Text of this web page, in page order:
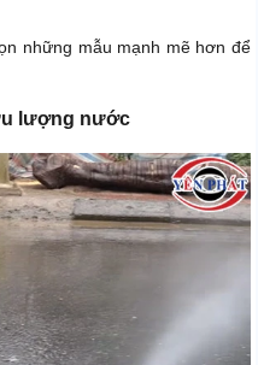
những mẫu mạnh mẽ hơn để
lượng nước